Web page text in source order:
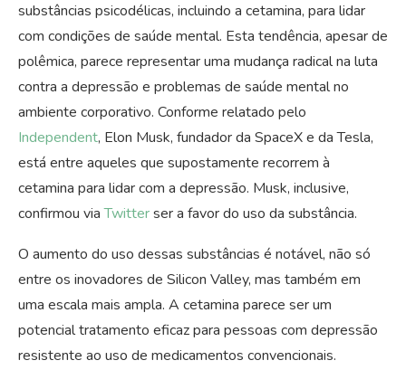
substâncias psicodélicas, incluindo a cetamina, para lidar
com condições de saúde mental. Esta tendência, apesar de
polêmica, parece representar uma mudança radical na luta
contra a depressão e problemas de saúde mental no
ambiente corporativo. Conforme relatado pelo
Independent, Elon Musk, fundador da SpaceX e da Tesla,
está entre aqueles que supostamente recorrem à
cetamina para lidar com a depressão. Musk, inclusive,
confirmou viaTwitterser a favor do uso da substância.
O aumento do uso dessas substâncias é notável, não só
entre os inovadores de Silicon Valley, mas também em
uma escala mais ampla. A cetamina parece ser um
potencial tratamento eficaz para pessoas com depressão
resistente ao uso de medicamentos convencionais.